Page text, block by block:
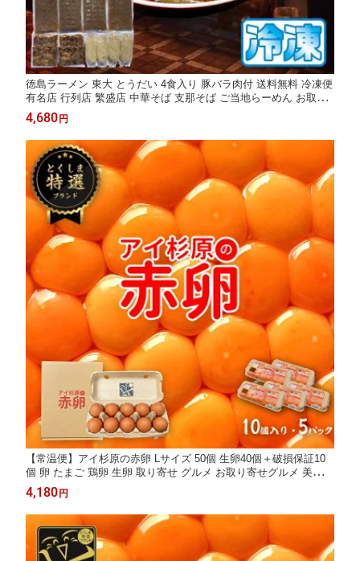
徳島ラーメン 東大 とうだい 4食入り 豚バラ肉付 送料無料 冷凍便
有名店 行列店 繁盛店 中華そば 支那そば ご当地らーめん お取り
寄せ ギフト ご自宅 お試し 生麺 年越しそば 御中元 御歳暮 母の日
4,680 円
【常温便】アイ杉原の赤卵 Lサイズ 50個 生卵40個＋破損保証10
個 卵 たまご 鶏卵 生卵 取り寄せ グルメ お取り寄せグルメ 美味し
い 新鮮 新鮮な生卵 産みたて卵 赤い卵 赤卵 直送 産地直送 養鶏
養鶏場 健康 高級 ギフト 贈答用 お歳暮 お中元 徳島 徳島県産
4,180 円